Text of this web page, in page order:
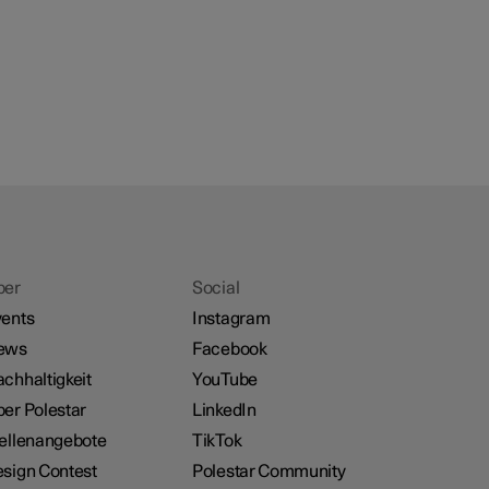
Polestar
Contest
Social
Instagram
Facebook
YouTube
LinkedIn
TikTok
Polestar Community